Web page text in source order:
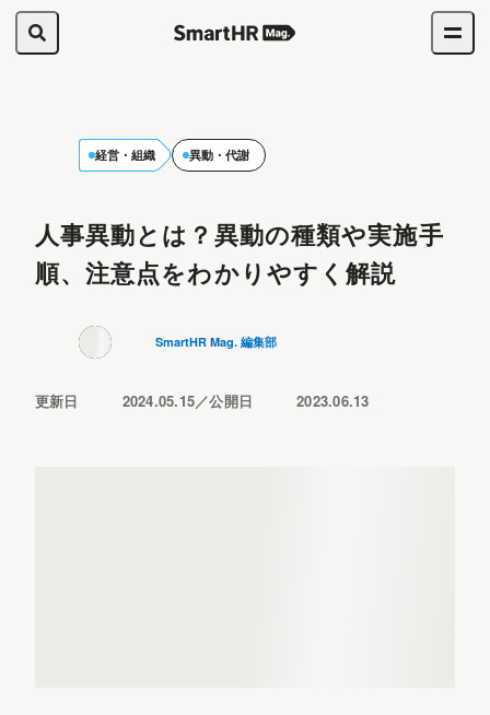
経営・組織 異動・代謝
人事異動とは？異動の種類や実施手
順、注意点をわかりやすく解説
SmartHR Mag. 編集部
更新日 2024.05.15 公開日 2023.06.13